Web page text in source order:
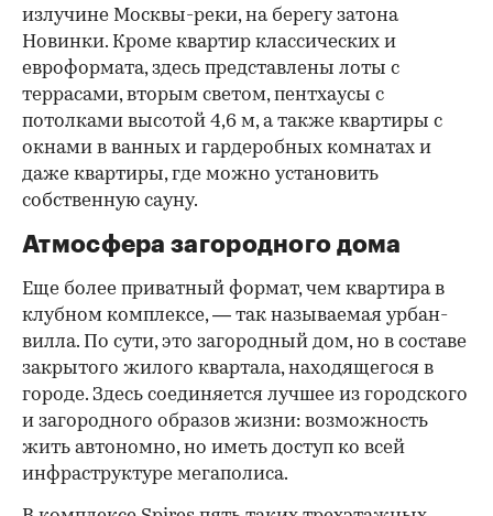
излучине Москвы-реки, на берегу затона
Новинки. Кроме квартир классических и
евроформата, здесь представлены лоты с
террасами, вторым светом, пентхаусы с
потолками высотой 4,6 м, а также квартиры с
окнами в ванных и гардеробных комнатах и
даже квартиры, где можно установить
собственную сауну.
Атмосфера загородного дома
Еще более приватный формат, чем квартира в
клубном комплексе, — так называемая урбан-
вилла. По сути, это загородный дом, но в составе
закрытого жилого квартала, находящегося в
городе. Здесь соединяется лучшее из городского
и загородного образов жизни: возможность
жить автономно, но иметь доступ ко всей
инфраструктуре мегаполиса.